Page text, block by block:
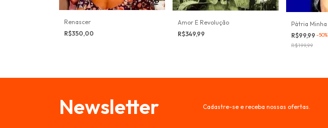
Renascer
R$350,00
Amor E Revolução
R$349,99
Pátria Minha
R$99,99 -50%
R$199,99
Newsletter Cadastre-se e receba nossas ofertas.